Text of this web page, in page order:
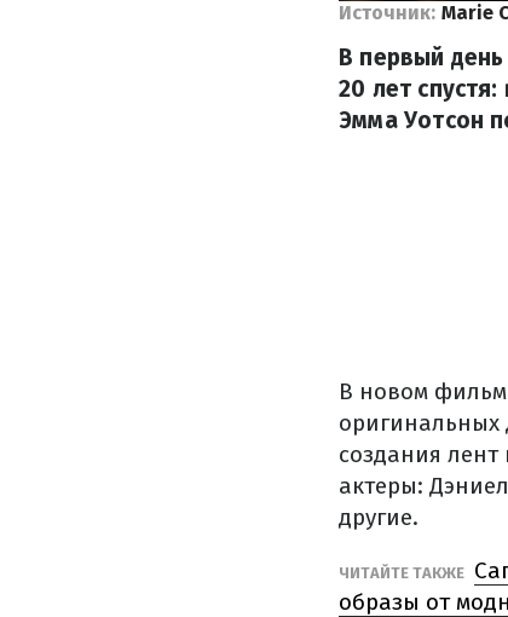
Источник: Marie
В первый
20 лет
Эмма Уотсон
В новом
оригинальных
создания
актеры:
другие.
ЧИТАЙТЕ ТАКЖЕ
образы от